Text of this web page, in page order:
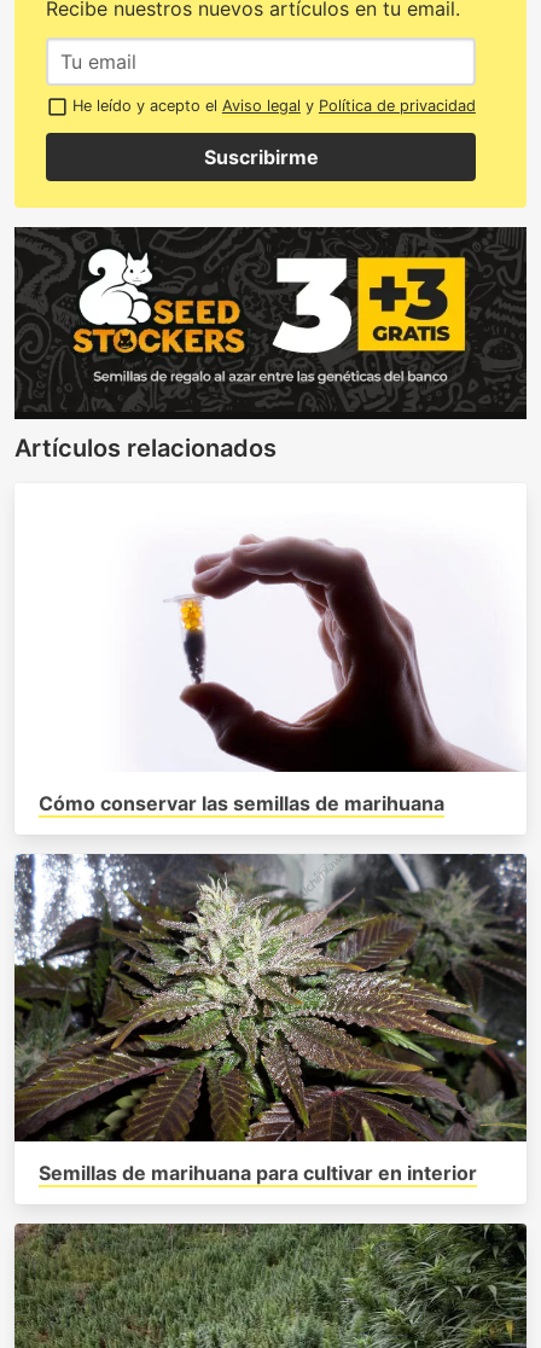
Recibe nuestros nuevos artículos en tu email.
He leído y acepto el Aviso legal y Política de privacidad
Suscribirme
Artículos relacionados
Cómo conservar las semillas de marihuana
Semillas de marihuana para cultivar en interior